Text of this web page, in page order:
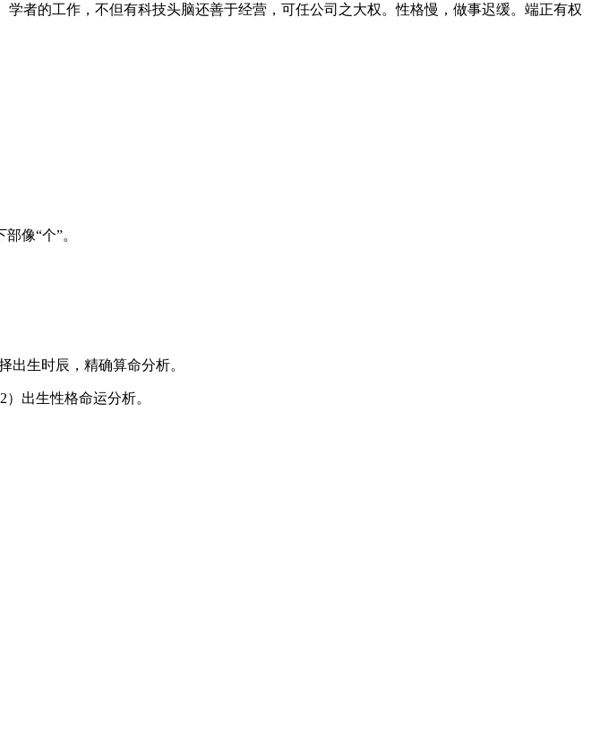
者的工作，不但有科技头脑还善于经营，可任公司之大权。性格慢，做事迟缓。端正有权
像“个”。
出生时辰，精确算命分析。
出生性格命运分析。